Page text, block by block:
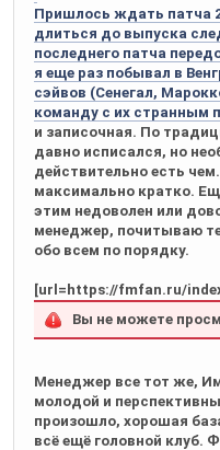
Пришлось ждать патча
длиться до выпуска
последнего патча
я еще раз побывал в
сэйвов (Сенегал,
команду с их странным
и записочная. По
давно исписался, но
действительно есть
максимально кратко.
этим недоволен или
менеджер, почитываю
обо всем по порядку.
[url=https://fmfan.ru/
Вы не можете
Менеджер все тот же,
молодой и
произошло, хорошая
всё ещё головной клуб.